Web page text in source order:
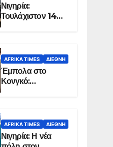
Νιγηρία:
Τουλάχιστον 14
νεκροί από
στην Οτούκπο
AFRIKA TIMES ΔΙΕΘΝΉ
Έμπολα στο
Κονγκό:
Ξεπέρασαν τους
AFRIKA TIMES ΔΙΕΘΝΉ
Νιγηρία: Η νέα